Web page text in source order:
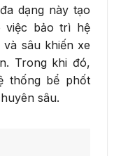
dạng này tạo
việc bảo trì hệ
sâu khiến xe
Trong khi đó,
thống bể phốt
sâu.